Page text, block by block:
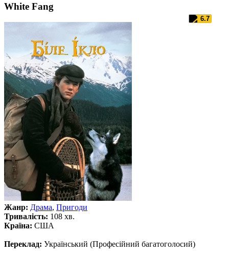
White Fang
6.7
Жанр: Драма, Пригоди
Тривалість: 108 хв.
Країна: США
Переклад: Український (Професійний багатоголосий)